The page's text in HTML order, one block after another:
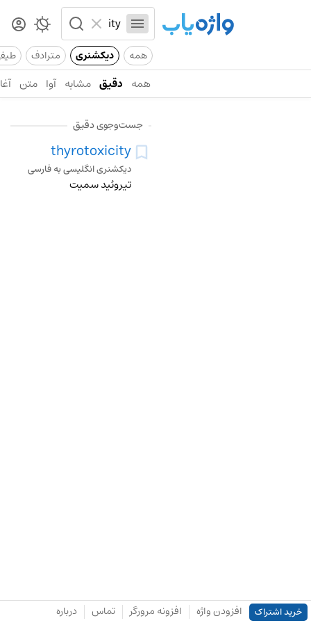
همه دیکشنری مترادف
همه دقیق مشابه آوا متن
جست‌وجوی دقیق
thyrotoxicity
دیکشنری انگلیسی به فارسی
تیروئید سمیت
خرید اشتراک افزودن واژه افزونه مرورگر تماس درباره